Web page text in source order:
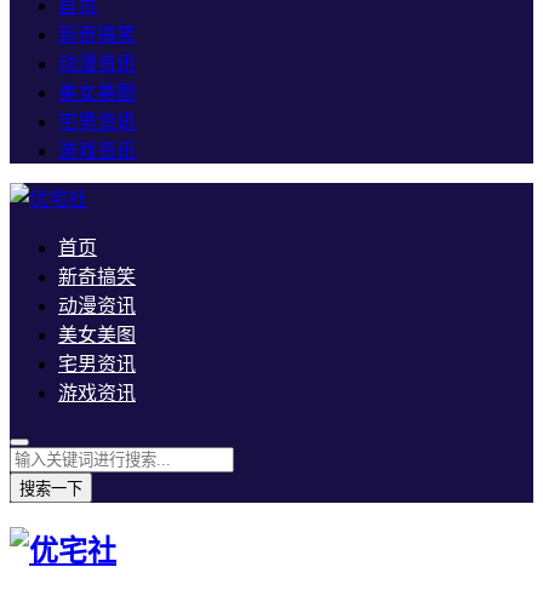
首页
新奇搞笑
动漫资讯
美女美图
宅男资讯
游戏资讯
首页
新奇搞笑
动漫资讯
美女美图
宅男资讯
游戏资讯
搜索一下